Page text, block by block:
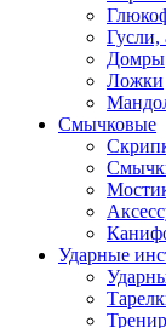
Гусли,
Домры
Ложки
Смычковые
Ударные